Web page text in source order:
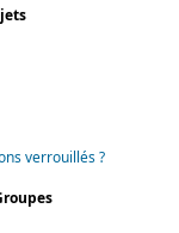
verrouillés ?